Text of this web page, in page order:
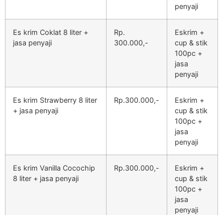
penyaji
Es krim Coklat 8 liter +
jasa penyaji
Rp.
300.000,-
Eskrim +
cup & stik
100pc +
jasa
penyaji
Es krim Strawberry 8 liter
+ jasa penyaji
Rp.300.000,-
Eskrim +
cup & stik
100pc +
jasa
penyaji
Es krim Vanilla Cocochip
8 liter + jasa penyaji
Rp.300.000,-
Eskrim +
cup & stik
100pc +
jasa
penyaji